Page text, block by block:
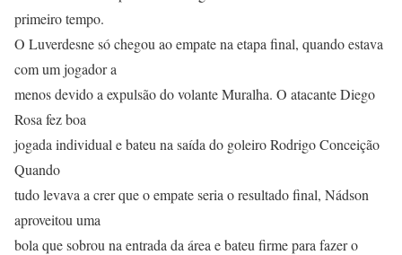
primeiro tempo.
O Luverdesne só chegou ao empate na etapa final, quando estava
com um jogador a
menos devido a expulsão do volante Muralha. O atacante Diego
Rosa fez boa
jogada individual e bateu na saída do goleiro Rodrigo Conceição
Quando
tudo levava a crer que o empate seria o resultado final, Nádson
aproveitou uma
bola que sobrou na entrada da área e bateu firme para fazer o